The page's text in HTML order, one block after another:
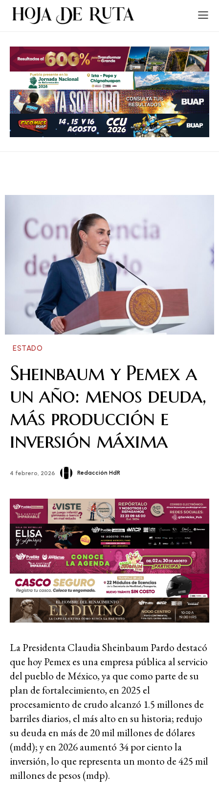
ESTADO
Sheinbaum y Pemex a
un año: menos deuda,
más producción e
inversión máxima
4 febrero, 2026 Redacción HdR
La Presidenta Claudia Sheinbaum Pardo destacó
que hoy Pemex es una empresa pública al servicio
del pueblo de México, ya que como parte de su
plan de fortalecimiento, en 2025 el
procesamiento de crudo alcanzó 1.5 millones de
barriles diarios, el más alto en su historia; redujo
su deuda en más de 20 mil millones de dólares
(mdd); y en 2026 aumentó 34 por ciento la
inversión, lo que representa un monto de 425 mil
millones de pesos (mdp).